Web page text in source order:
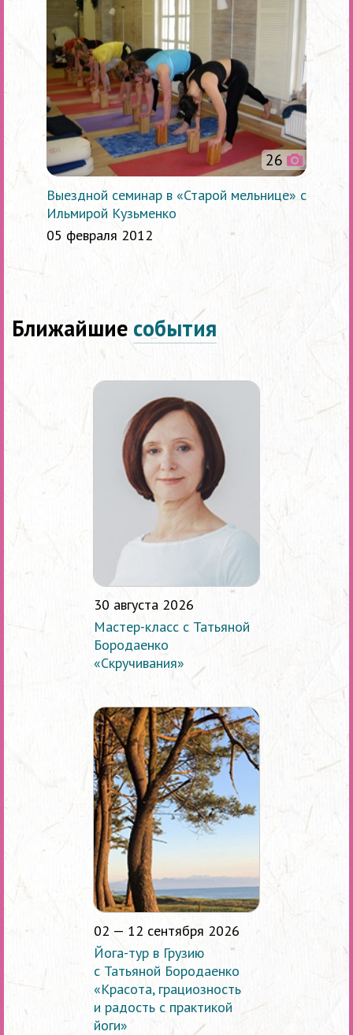
26
Выездной семинар в «Старой мельнице» с
Ильмирой Кузьменко
05 февраля 2012
Ближайшие события
30 августа 2026
Мастер-класс с Татьяной
Бородаенко
«Скручивания»
02 — 12 сентября 2026
Йога-тур в Грузию
с Татьяной Бородаенко
«Красота, грациозность
и радость с практикой
йоги»